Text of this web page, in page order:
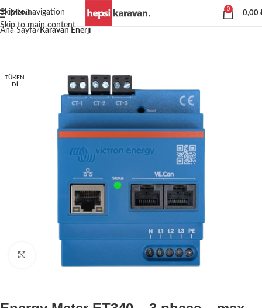
Skip to navigation
Skip to main content
Menü
0
0,00
Ana Sayfa Karavan Enerji
TÜKEN
DI